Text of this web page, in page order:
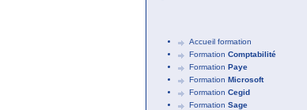
Accueil formation
Formation Comptabilité
Formation Paye
Formation Microsoft
Formation Cegid
Formation Sage